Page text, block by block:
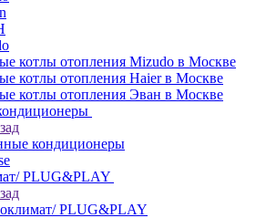
котлы отопления Mizudo в Москве
котлы отопления Haier в Москве
котлы отопления Эван в Москве
кондиционеры
PLUG&PLAY
PLUG&PLAY